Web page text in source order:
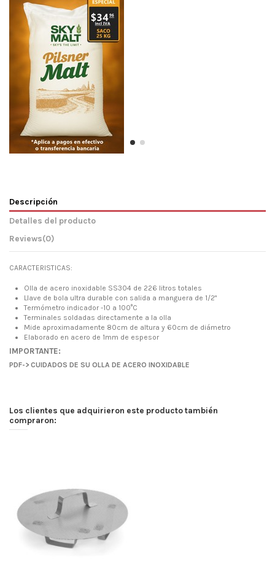
Descripción
Detalles del producto
Reviews(0)
CARACTERISTICAS:
Olla de acero inoxidable SS304 de 226 litros totales
Llave de bola ultra durable con salida a manguera de 1/2"
Termómetro indicador -10 a 100°C
Terminales soldadas directamente a la olla
Mide aproximadamente 80cm de altura y 60cm de diámetro
Elaborado en acero de 1mm de espesor
IMPORTANTE:
PDF-> CUIDADOS DE SU OLLA DE ACERO INOXIDABLE
Los clientes que adquirieron este producto también
compraron: